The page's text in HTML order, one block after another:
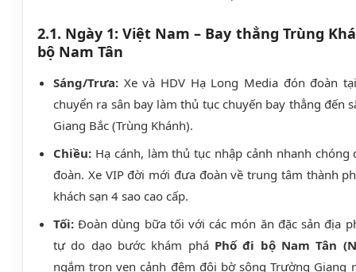
2.1. Ngày 1: Việt Nam – Bay thẳng Trùng
bộ Nam Tân
Sáng/Trưa: Xe và HDV Hạ Long Media đón đoàn
chuyển ra sân bay làm thủ tục chuyến bay thẳng đến
Giang Bắc (Trùng Khánh).
Chiều: Hạ cánh, làm thủ tục nhập cảnh nhanh chóng
đoàn. Xe VIP đời mới đưa đoàn về trung tâm thành
khách sạn 4 sao cao cấp.
Tối: Đoàn dùng bữa tối với các món ăn đặc sản địa
tự do dạo bước khám phá Phố đi bộ Nam Tân
ngắm trọn vẹn cảnh đêm đôi bờ sông Trường Giang